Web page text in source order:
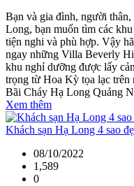
Bạn và gia đình, người
Long, bạn muốn tìm các
tiện nghi và phù hợp. Vậy
ngay những Villa Beverly
khu nghỉ dưỡng được lấy
trọng từ Hoa Kỳ tọa lạc
Bãi Cháy Hạ Long Quảng
Xem thêm
Khách sạn Hạ Long 4 sao
08/10/2022
1,589
0